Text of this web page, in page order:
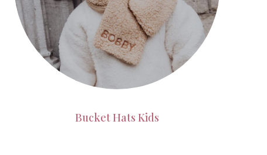
Bucket Hats Kids